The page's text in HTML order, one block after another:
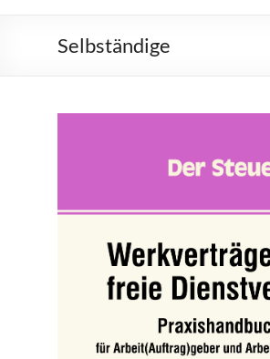
Selbständige